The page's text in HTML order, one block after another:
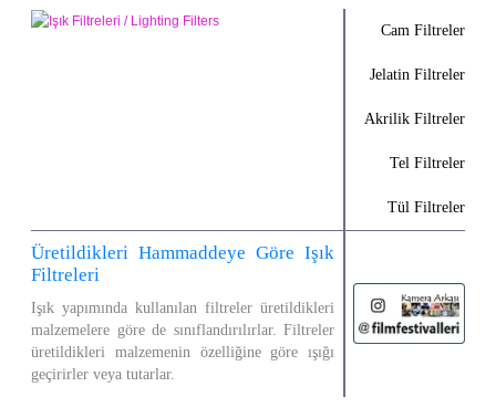
Cam Filtreler
Jelatin Filtreler
Akrilik Filtreler
Tel Filtreler
Tül Filtreler
Üretildikleri Hammaddeye Göre Işık
Filtreleri
Işık yapımında kullanılan filtreler üretildikleri
malzemelere göre de sınıflandırılırlar. Filtreler
üretildikleri malzemenin özelliğine göre ışığı
geçirirler veya tutarlar.